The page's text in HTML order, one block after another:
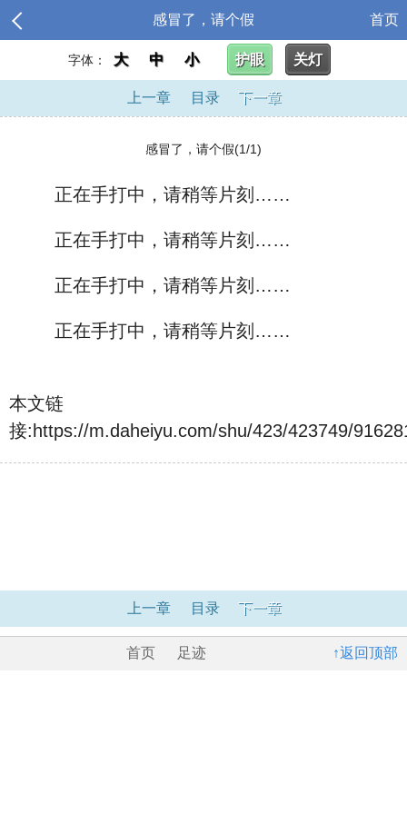
感冒了，请个假 首页
字体： 大 中 小 护眼 关灯
上一章 目录 下一章
感冒了，请个假(1/1)
正在手打中，请稍等片刻……
正在手打中，请稍等片刻……
正在手打中，请稍等片刻……
正在手打中，请稍等片刻……
本文链
接: https://m.daheiyu.com/shu/423/423749/
上一章 目录 下一章
↑返回顶部
首页 足迹